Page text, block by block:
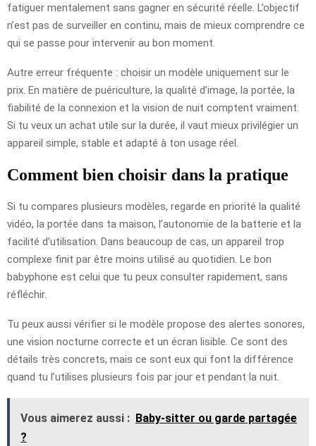
fatiguer mentalement sans gagner en sécurité réelle. L’objectif
n’est pas de surveiller en continu, mais de mieux comprendre ce
qui se passe pour intervenir au bon moment.
Autre erreur fréquente : choisir un modèle uniquement sur le
prix. En matière de puériculture, la qualité d’image, la portée, la
fiabilité de la connexion et la vision de nuit comptent vraiment.
Si tu veux un achat utile sur la durée, il vaut mieux privilégier un
appareil simple, stable et adapté à ton usage réel.
Comment bien choisir dans la pratique
Si tu compares plusieurs modèles, regarde en priorité la qualité
vidéo, la portée dans ta maison, l’autonomie de la batterie et la
facilité d’utilisation. Dans beaucoup de cas, un appareil trop
complexe finit par être moins utilisé au quotidien. Le bon
babyphone est celui que tu peux consulter rapidement, sans
réfléchir.
Tu peux aussi vérifier si le modèle propose des alertes sonores,
une vision nocturne correcte et un écran lisible. Ce sont des
détails très concrets, mais ce sont eux qui font la différence
quand tu l’utilises plusieurs fois par jour et pendant la nuit.
Vous aimerez aussi : Baby-sitter ou garde partagée
?